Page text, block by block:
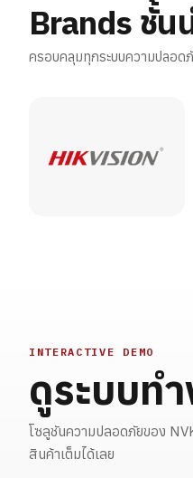
Brands ชั้น
ครอบคลุมทุกระบบความปลอด
INTERACTIVE DEMO
ดูระบบท
โซลูชันความปลอดภัยของ
สินค้าเต็มได้เลย
Standalone Smoke
Alarm
เครื่องตรวจจับควันติดตั้งเดี่ยว เ
ทั้งบ้าน แจ้งเข้ามือถือ
▶ เล่น ดูสินค้า →